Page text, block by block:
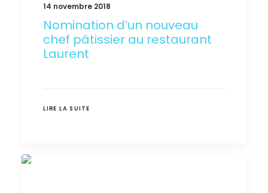
14 novembre 2018
Nomination d’un nouveau
chef pâtissier au restaurant
Laurent
LIRE LA SUITE